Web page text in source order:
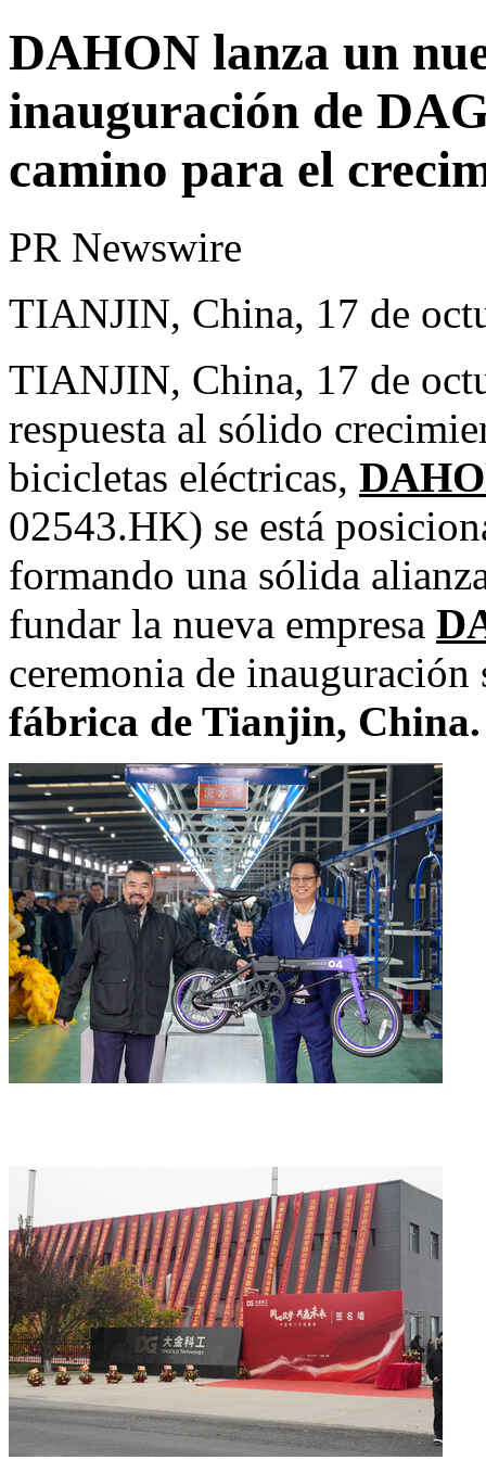
DAHON lanza un
inauguración de
camino para el
PR Newswire
TIANJIN, China, 17 de
TIANJIN, China, 17 de
respuesta al sólido
bicicletas eléctricas,
02543.HK) se está
formando una sólida
fundar la nueva empresa
ceremonia de inauguración
fábrica de Tianjin, China.